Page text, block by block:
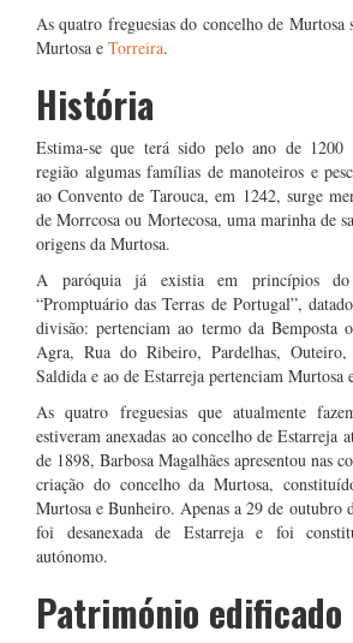
As quatro freguesias do concelho de
Murtosa e Torreira.
História
Estima-se que terá sido pelo ano de 1200
região algumas famílias de manoteiros e
ao Convento de Tarouca, em 1242, surge
de Morrcosa ou Mortecosa, uma marinha de
origens da Murtosa.
A paróquia já existia em princípios
“Promptuário das Terras de Portugal”,
divisão: pertenciam ao termo da Bemposta
Agra, Rua do Ribeiro, Pardelhas,
Saldida e ao de Estarreja pertenciam Murtosa
As quatro freguesias que atualmente
estiveram anexadas ao concelho de Estarreja
de 1898, Barbosa Magalhães apresentou nas
criação do concelho da Murtosa,
Murtosa e Bunheiro. Apenas a 29 de outubro
foi desanexada de Estarreja e foi
autónomo.
Património